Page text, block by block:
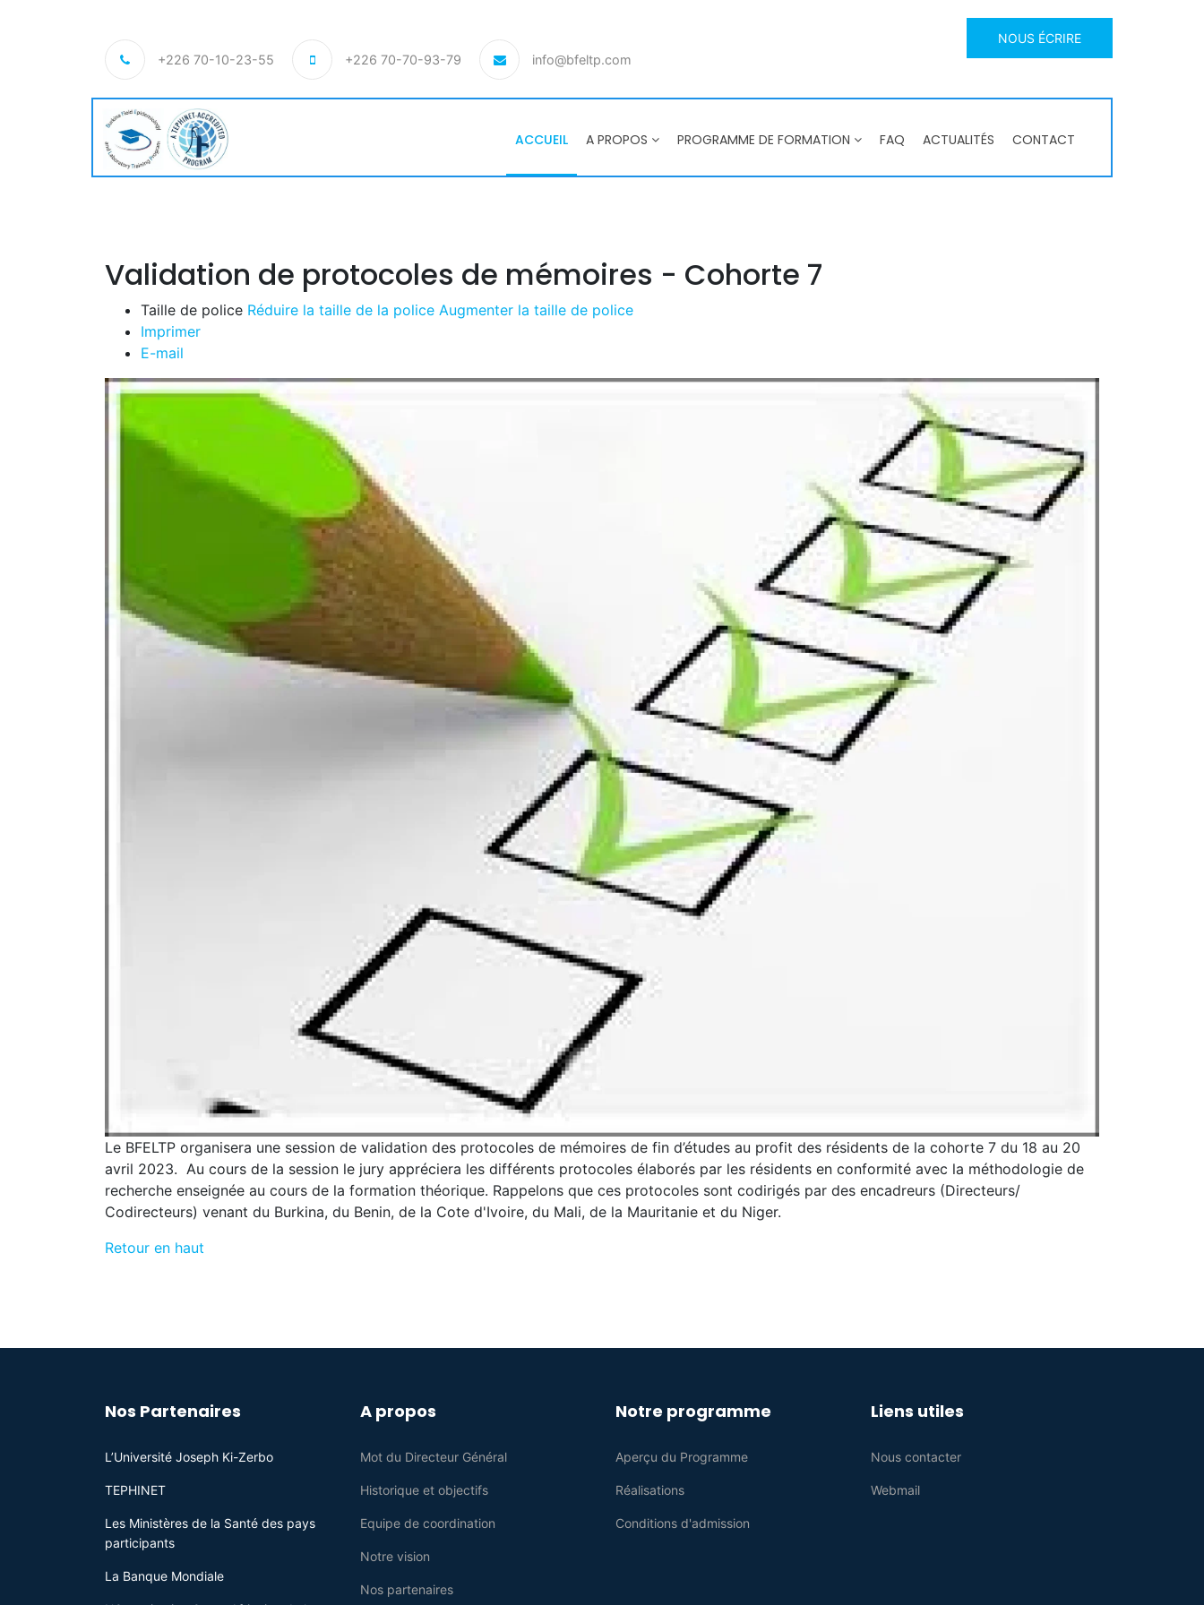
+226 70-10-23-55 +226 70-70-93-79 info@bfeltp.com
NOUS ÉCRIRE
ACCUEIL A PROPOS PROGRAMME DE FORMATION FAQ ACTUALITÉS CONTACT
Validation de protocoles de mémoires - Cohorte 7
Taille de police Réduire la taille de la police Augmenter la taille de police
Imprimer
E-mail
Le BFELTP organisera une session de validation des protocoles de mémoires de fin d’études au profit des résidents de la cohorte 7 du 18 au 20
avril 2023. Au cours de la session le jury appréciera les différents protocoles élaborés par les résidents en conformité avec la méthodologie de
recherche enseignée au cours de la formation théorique. Rappelons que ces protocoles sont codirigés par des encadreurs (Directeurs/
Codirecteurs) venant du Burkina, du Benin, de la Cote d'Ivoire, du Mali, de la Mauritanie et du Niger.
Retour en haut
Nos Partenaires
L’Université Joseph Ki-Zerbo
TEPHINET
Les Ministères de la Santé des pays
participants
La Banque Mondiale
A propos
Mot du Directeur Général
Historique et objectifs
Equipe de coordination
Notre vision
Nos partenaires
Notre programme
Aperçu du Programme
Réalisations
Conditions d'admission
Liens utiles
Nous contacter
Webmail